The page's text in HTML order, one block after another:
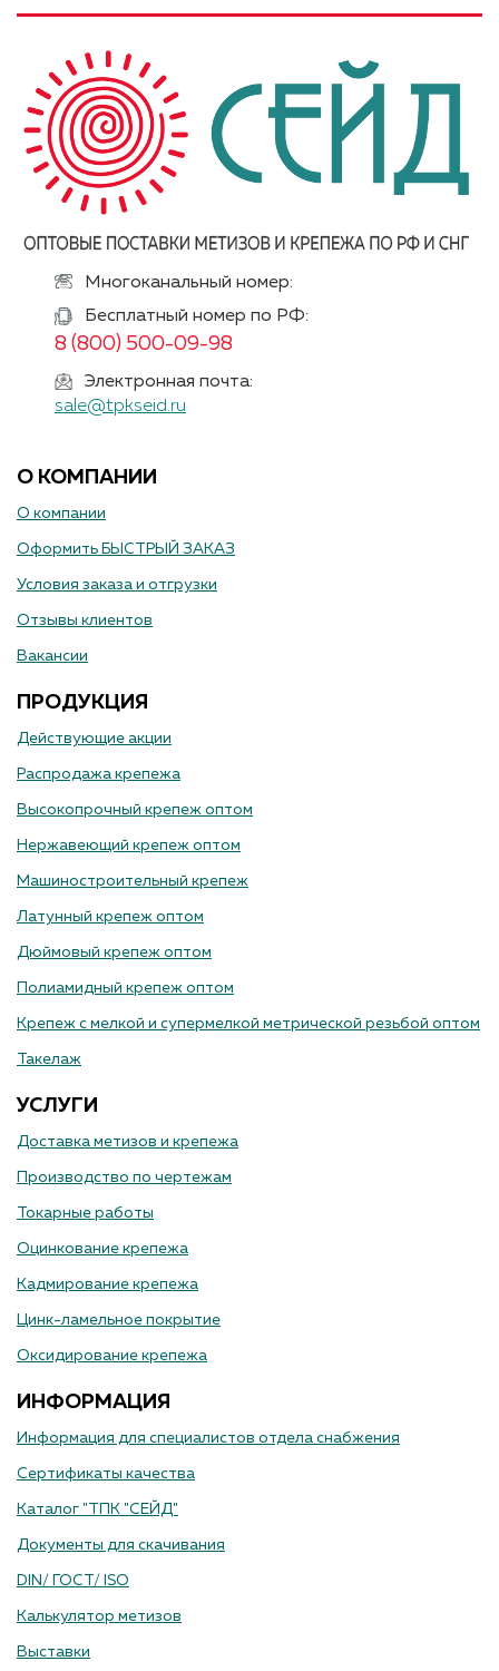
Многоканальный номер:
Бесплатный номер по РФ:
8 (800) 500-09-98
Электронная почта:
sale@tpkseid.ru
О КОМПАНИИ
О компании
Оформить БЫСТРЫЙ ЗАКАЗ
Условия заказа и отгрузки
Отзывы клиентов
Вакансии
ПРОДУКЦИЯ
Действующие акции
Распродажа крепежа
Высокопрочный крепеж оптом
Нержавеющий крепеж оптом
Машиностроительный крепеж
Латунный крепеж оптом
Дюймовый крепеж оптом
Полиамидный крепеж оптом
Крепеж с мелкой и супермелкой метрической резьбой оптом
Такелаж
УСЛУГИ
Доставка метизов и крепежа
Производство по чертежам
Токарные работы
Оцинкование крепежа
Кадмирование крепежа
Цинк-ламельное покрытие
Оксидирование крепежа
ИНФОРМАЦИЯ
Информация для специалистов отдела снабжения
Сертификаты качества
Каталог "ТПК "СЕЙД"
Документы для скачивания
DIN/ ГОСТ/ ISO
Калькулятор метизов
Выставки